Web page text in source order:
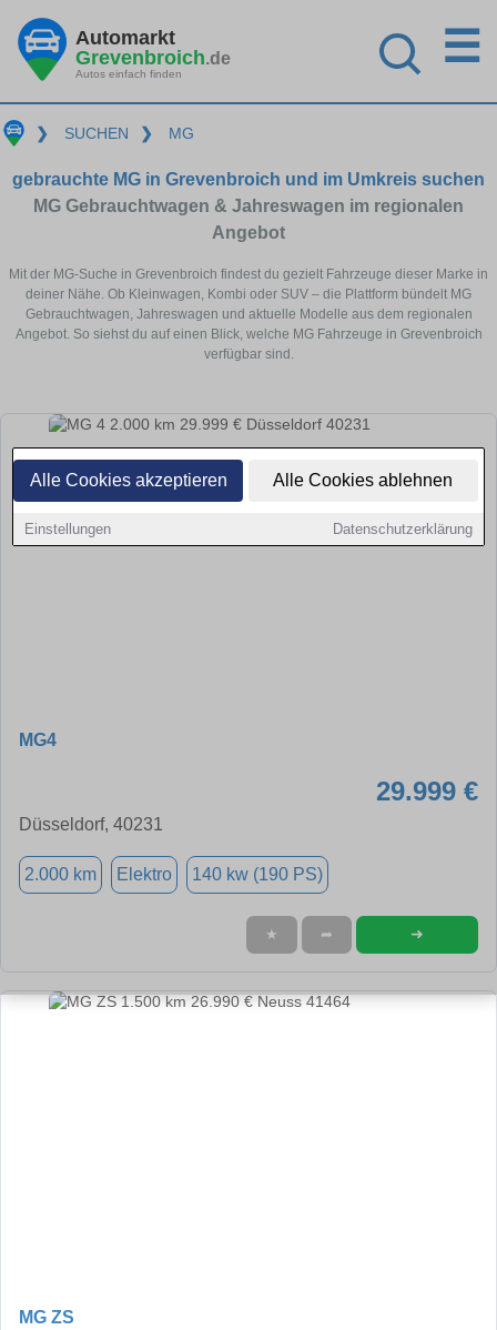
Alle Cookies akzeptieren Alle Cookies ablehnen
Einstellungen Datenschutzerklärung
Automarkt
Grevenbroich.de
Autos einfach finden
☰
❯ SUCHEN ❯ MG
gebrauchte MG in Grevenbroich und im Umkreis suchen
MG Gebrauchtwagen & Jahreswagen im regionalen
Angebot
Mit der MG-Suche in Grevenbroich findest du gezielt Fahrzeuge dieser Marke in
deiner Nähe. Ob Kleinwagen, Kombi oder SUV – die Plattform bündelt MG
Gebrauchtwagen, Jahreswagen und aktuelle Modelle aus dem regionalen
Angebot. So siehst du auf einen Blick, welche MG Fahrzeuge in Grevenbroich
verfügbar sind.
MG4
29.999 €
Düsseldorf, 40231
2.000 km Elektro 140 kw (190 PS)
★ ➦ ➜
MG ZS